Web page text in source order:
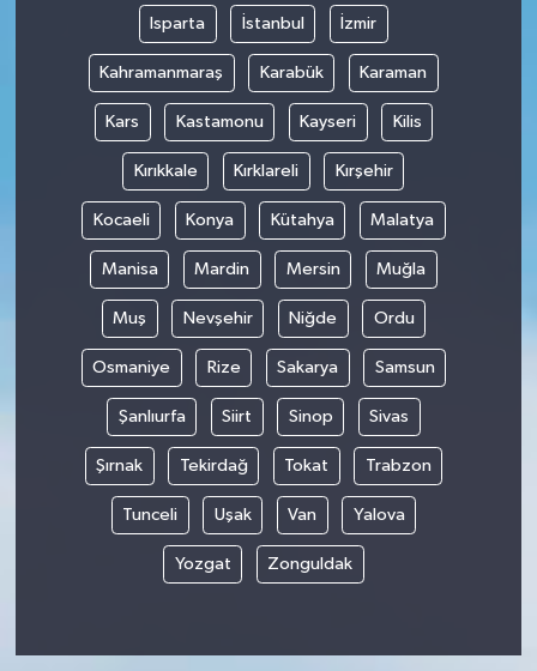
Isparta İstanbul İzmir
Kahramanmaraş Karabük Karaman
Kars Kastamonu Kayseri Kilis
Kırıkkale Kırklareli Kırşehir
Kocaeli Konya Kütahya Malatya
Manisa Mardin Mersin Muğla
Muş Nevşehir Niğde Ordu
Osmaniye Rize Sakarya Samsun
Şanlıurfa Siirt Sinop Sivas
Şırnak Tekirdağ Tokat Trabzon
Tunceli Uşak Van Yalova
Yozgat Zonguldak